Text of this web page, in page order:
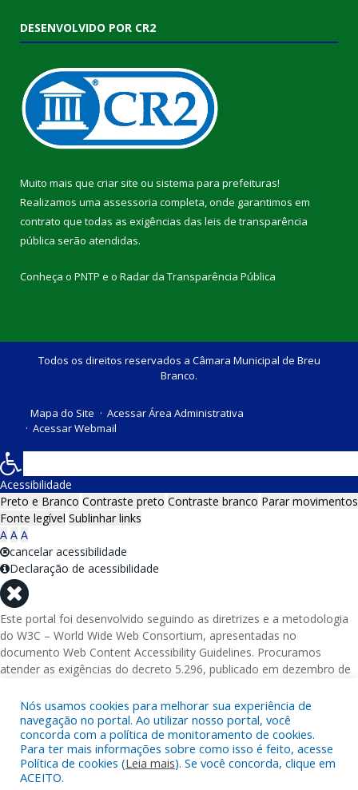
DESENVOLVIDO POR CR2
Muito mais que criar site ou sistema para prefeituras!
Realizamos uma assessoria completa, onde garantimos em
contrato que todas as exigências das leis de transparência
pública serão atendidas.
Conheça o PNTP e o Radar da Transparência Pública
Todos os direitos reservados a Câmara Municipal de Breu
Branco.
Mapa do Site
Acessar Área Administrativa
Acessar Webmail
Nós usamos cookies para melhorar sua experiência de
navegação no portal. Ao utilizar nosso portal, você
concorda com a política de monitoramento de cookies.
Para ter mais informações sobre como isso é feito, acesse
Política de cookies (Leia mais). Se você concorda, clique em
ACEITO.
Acessibilidade
Preto e Branco Contraste preto Contraste branco Parar movimentos
Fonte legível Sublinhar links
A A A
cancelar acessibilidade
Declaração de acessibilidade
Este portal foi desenvolvido seguindo as diretrizes e a metodologia
do W3C – World Wide Web Consortium, apresentadas no
documento Web Content Accessibility Guidelines. Procuramos
atender as exigências do decreto 5.296, publicado em dezembro de
eletrônicos da administração pública na rede mundial de
computadores para o uso das pessoas com necessidades especiais,
garantindo-lhes o pleno acesso aos conteúdos disponíveis.
Além de validações automáticas, foram realizados testes em
diversos navegadores e através do utilitário de acesso a Internet do